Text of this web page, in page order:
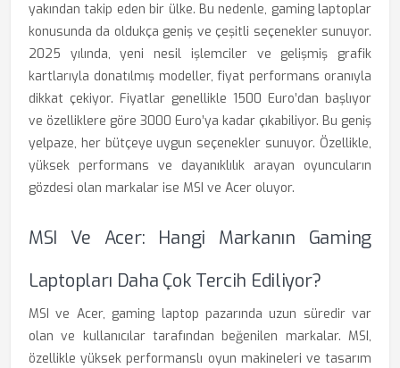
yakından takip eden bir ülke. Bu nedenle, gaming laptoplar
konusunda da oldukça geniş ve çeşitli seçenekler sunuyor.
2025 yılında, yeni nesil işlemciler ve gelişmiş grafik
kartlarıyla donatılmış modeller, fiyat performans oranıyla
dikkat çekiyor. Fiyatlar genellikle 1500 Euro’dan başlıyor
ve özelliklere göre 3000 Euro’ya kadar çıkabiliyor. Bu geniş
yelpaze, her bütçeye uygun seçenekler sunuyor. Özellikle,
yüksek performans ve dayanıklılık arayan oyuncuların
gözdesi olan markalar ise MSI ve Acer oluyor.
MSI Ve Acer: Hangi Markanın Gaming
Laptopları Daha Çok Tercih Ediliyor?
MSI ve Acer, gaming laptop pazarında uzun süredir var
olan ve kullanıcılar tarafından beğenilen markalar. MSI,
özellikle yüksek performanslı oyun makineleri ve tasarım